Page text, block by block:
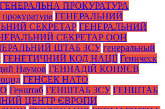
ГЕНЕРАЛЬНА ПРОКУРАТУРА
ГЕНЕРАЛЬНИЙ
СЕКРЕТАР ГЕНЕРАЛЬНИЙ
СЕКРЕТАР ООН
ШТАБ ЗСУ генеральный
ГЕНЕТИЧНИЙ КОД НАЦІЇ Геническ
Наумов ГЕННАДІЙ КОНЯЄВ
ГЕНСЕК НАТО
Генштаб ГЕНШТАБ ЗСУ ГЕНШТАБ
ЦЕНТР ЄВРОПИ